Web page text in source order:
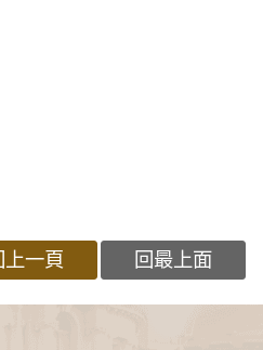
上一頁 回最上面